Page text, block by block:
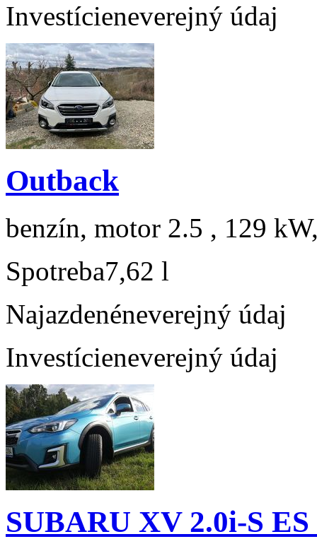
Investícieneverejný údaj
Outback
benzín, motor 2.5 , 129
Spotreba7,62 l
Najazdenéneverejný údaj
Investícieneverejný údaj
SUBARU XV 2.0i-S